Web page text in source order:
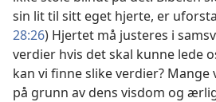
sin lit til sitt eget hjerte, er
28:26) Hjertet må justeres i
verdier hvis det skal kunne lede
kan vi finne slike verdier? Mange
på grunn av dens visdom og